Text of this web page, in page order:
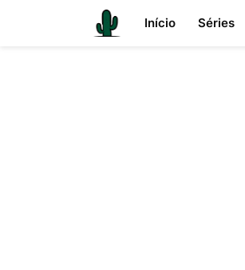
Início Séries